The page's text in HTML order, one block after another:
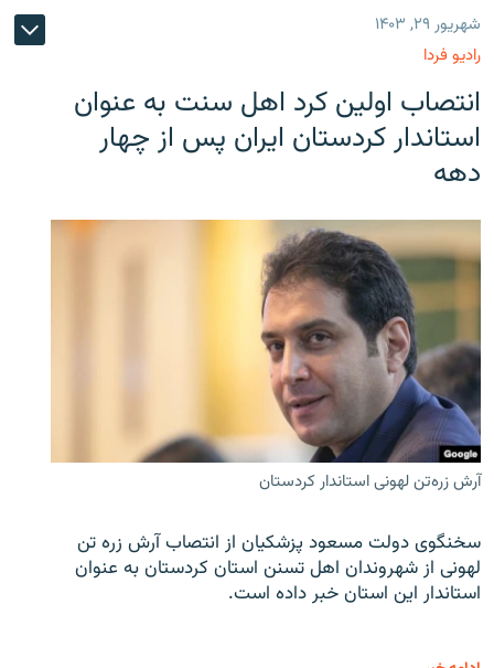
شهریور ۲۹, ۱۴۰۳
رادیو فردا
انتصاب اولین کرد اهل سنت به عنوان
استاندار کردستان ایران پس از چهار
دهه
آرش زره‌تن لهونی استاندار کردستان
سخنگوی دولت مسعود پزشکیان از انتصاب آرش زره تن
لهونی از شهروندان اهل تسنن استان کردستان به عنوان
استاندار این استان خبر داده است.